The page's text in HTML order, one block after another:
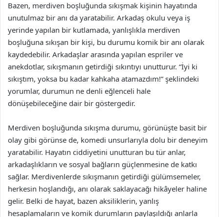
Bazen, merdiven boşluğunda sıkışmak kişinin hayatında
unutulmaz bir anı da yaratabilir. Arkadaş okulu veya iş
yerinde yapılan bir kutlamada, yanlışlıkla merdiven
boşluğuna sıkışan bir kişi, bu durumu komik bir anı olarak
kaydedebilir. Arkadaşlar arasında yapılan espriler ve
anekdotlar, sıkışmanın getirdiği sıkıntıyı unutturur. “İyi ki
sıkıştım, yoksa bu kadar kahkaha atamazdım!” şeklindeki
yorumlar, durumun ne denli eğlenceli hale
dönüşebileceğine dair bir göstergedir.
Merdiven boşluğunda sıkışma durumu, görünüşte basit bir
olay gibi görünse de, komedi unsurlarıyla dolu bir deneyim
yaratabilir. Hayatın ciddiyetini unutturan bu tür anlar,
arkadaşlıkların ve sosyal bağların güçlenmesine de katkı
sağlar. Merdivenlerde sıkışmanın getirdiği gülümsemeler,
herkesin hoşlandığı, anı olarak saklayacağı hikâyeler haline
gelir. Belki de hayat, bazen aksiliklerin, yanlış
hesaplamaların ve komik durumların paylaşıldığı anlarla